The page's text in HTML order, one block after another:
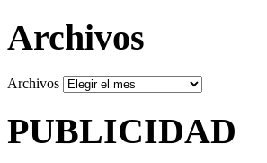
Archivos
Archivos
PUBLICIDAD